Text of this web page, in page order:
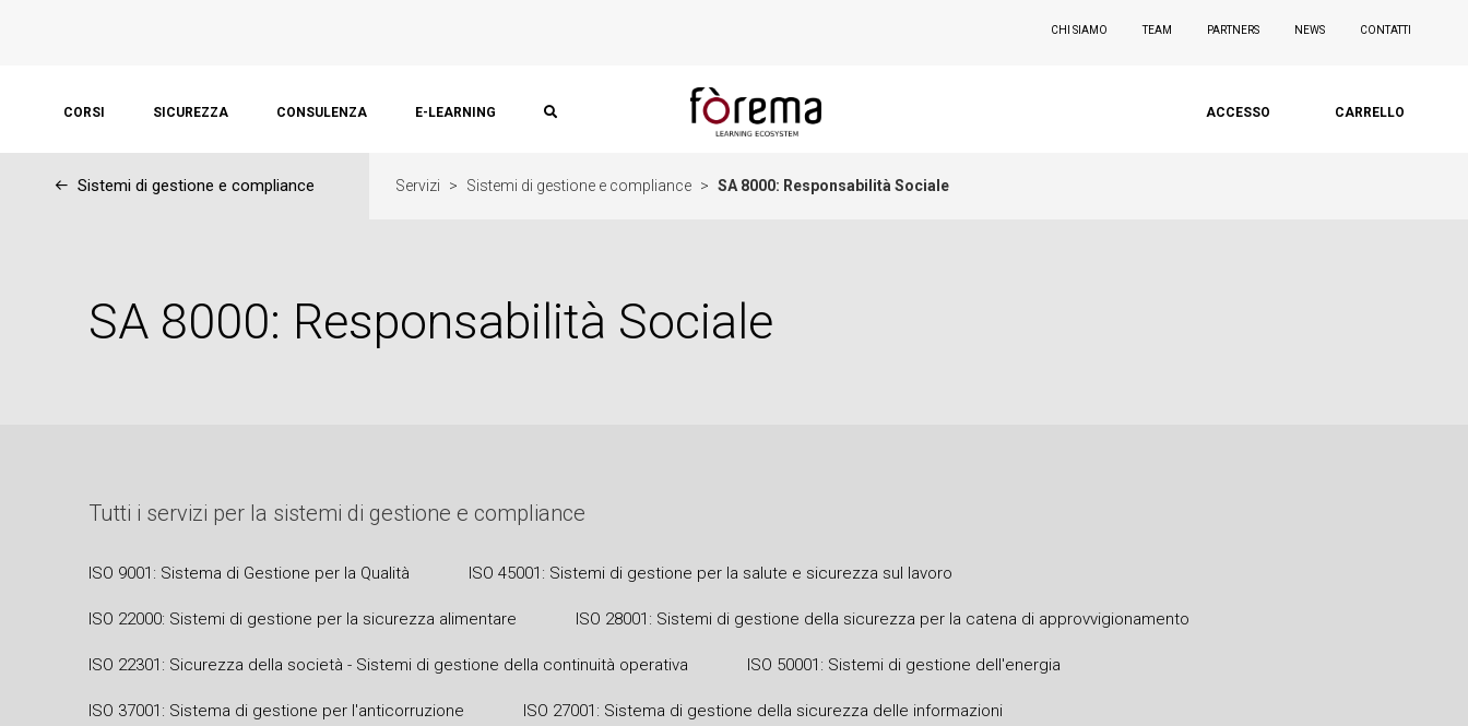
CONTATTI
NEWS
PARTNERS
TEAM
CHI SIAMO
E-LEARNING
CONSULENZA
SICUREZZA
CORSI CARRELLO
ACCESSO
← Sistemi di gestione e compliance Servizi > Sistemi di gestione e compliance > SA 8000: Responsabilità Sociale
SA 8000: Responsabilità Sociale
Tutti i servizi per la sistemi di gestione e compliance
ISO 9001: Sistema di Gestione per la Qualità ISO 45001: Sistemi di gestione per la salute e sicurezza sul lavoro
ISO 22000: Sistemi di gestione per la sicurezza alimentare ISO 28001: Sistemi di gestione della sicurezza per la catena di approvvigionamento
ISO 22301: Sicurezza della società - Sistemi di gestione della continuità operativa ISO 50001: Sistemi di gestione dell'energia
ISO 37001: Sistema di gestione per l'anticorruzione ISO 27001: Sistema di gestione della sicurezza delle informazioni